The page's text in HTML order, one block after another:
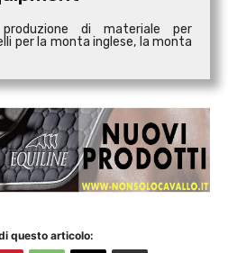
di materiale per
per la monta inglese, la monta
questo articolo: